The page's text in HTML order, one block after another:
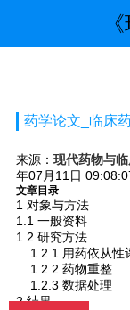
药学论文_临床
来源： 现代药物与
年07月11日
文章目录
1 对象与方法
1.1 一般资料
1.2 研究方法
1.2.1 用药依从性
1.2.2 药物重整
1.2.3 数据处理
2 结果